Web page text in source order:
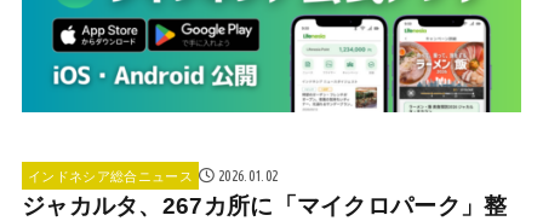
インドネシア総合ニュース 2026.01.02
ジャカルタ、267カ所に「マイクロパーク」整